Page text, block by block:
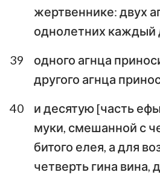
жертвеннике: двух
однолетних каждый
39
одного агнца
другого агнца
40
и десятую [часть
муки, смешанной с
битого елея, а для
четверть гина вина,